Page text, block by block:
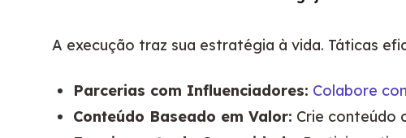
A execução traz sua estratégia à vida. Táticas
Parcerias com Influenciadores: Colabore
Conteúdo Baseado em Valor: Crie conteúdo